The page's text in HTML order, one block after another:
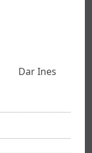
Dar Ines